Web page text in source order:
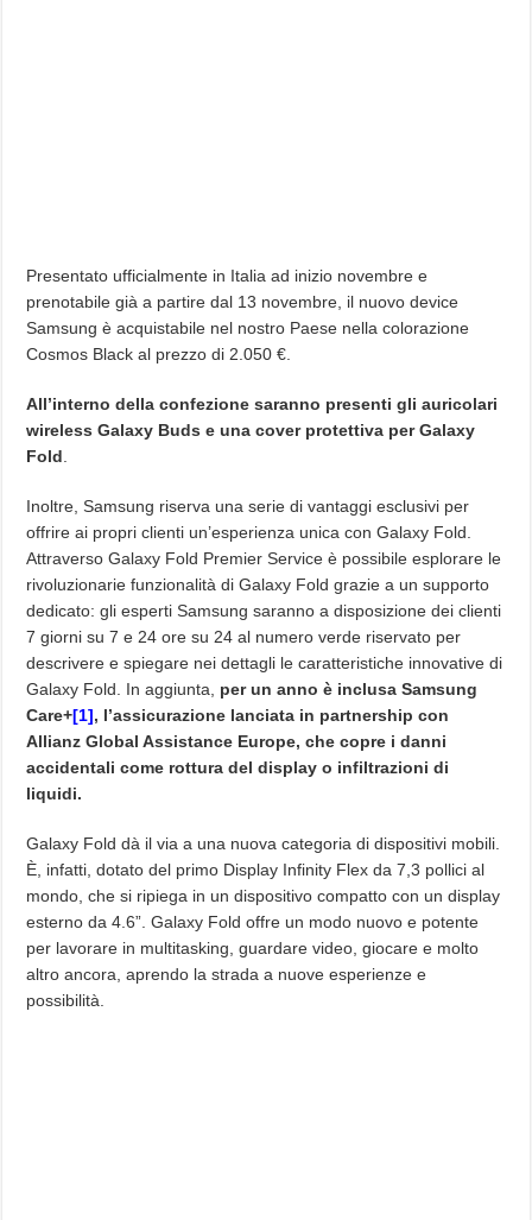
Presentato ufficialmente in Italia ad inizio novembre e
prenotabile già a partire dal 13 novembre, il nuovo device
Samsung è acquistabile nel nostro Paese nella colorazione
Cosmos Black al prezzo di 2.050 €.
All’interno della confezione saranno presenti gli auricolari
wireless Galaxy Buds e una cover protettiva per Galaxy
Fold
Inoltre, Samsung riserva una serie di vantaggi esclusivi per
offrire ai propri clienti un’esperienza unica con Galaxy Fold.
Attraverso Galaxy Fold Premier Service è possibile esplorare le
rivoluzionarie funzionalità di Galaxy Fold grazie a un supporto
dedicato: gli esperti Samsung saranno a disposizione dei clienti
7 giorni su 7 e 24 ore su 24 al numero verde riservato per
descrivere e spiegare nei dettagli le caratteristiche innovative di
Galaxy Fold. In aggiunta, per un anno è inclusa Samsung
Care+[1], l’assicurazione lanciata in partnership con
Allianz Global Assistance Europe, che copre i danni
accidentali come rottura del display o infiltrazioni di
liquidi.
Galaxy Fold dà il via a una nuova categoria di dispositivi mobili.
È, infatti, dotato del primo Display Infinity Flex da 7,3 pollici al
mondo, che si ripiega in un dispositivo compatto con un display
esterno da 4.6”. Galaxy Fold offre un modo nuovo e potente
per lavorare in multitasking, guardare video, giocare e molto
altro ancora, aprendo la strada a nuove esperienze e
possibilità.